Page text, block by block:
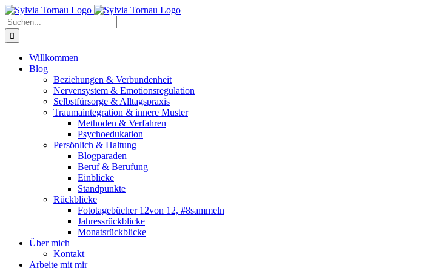
Zum
Inhalt
springen
Suche
nach:
Willkommen
Blog
Beziehungen & Verbundenheit
Nervensystem & Emotionsregulation
Selbstfürsorge & Alltagspraxis
Traumaintegration & innere Muster
Methoden & Verfahren
Psychoedukation
Persönlich & Haltung
Blogparaden
Beruf & Berufung
Einblicke
Standpunkte
Rückblicke
Fototagebücher 12von 12, #8sammeln
Jahressrückblicke
Monatsrückblicke
Über mich
Kontakt
Arbeite mit mir